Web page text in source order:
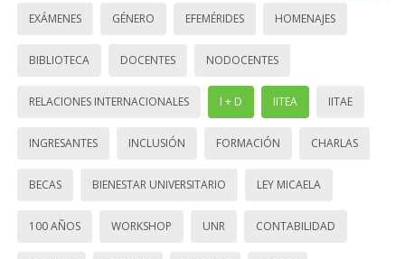
EXÁMENES GÉNERO EFEMÉRIDES HOMENAJES
BIBLIOTECA DOCENTES NODOCENTES
RELACIONES INTERNACIONALES I + D IITEA IITAE
INGRESANTES INCLUSIÓN FORMACIÓN CHARLAS
BECAS BIENESTAR UNIVERSITARIO LEY MICAELA
100 AÑOS WORKSHOP UNR CONTABILIDAD